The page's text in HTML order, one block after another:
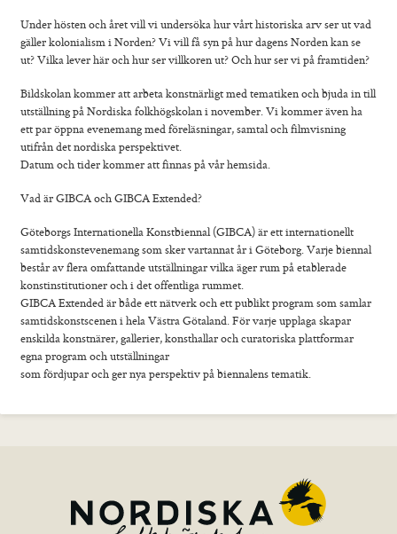
Under hösten och året vill vi undersöka hur vårt historiska arv ser ut vad
gäller kolonialism i Norden? Vi vill få syn på hur dagens Norden kan se
ut? Vilka lever här och hur ser villkoren ut? Och hur ser vi på framtiden?
Bildskolan kommer att arbeta konstnärligt med tematiken och bjuda in till
utställning på Nordiska folkhögskolan i november. Vi kommer även ha
ett par öppna evenemang med föreläsningar, samtal och filmvisning
utifrån det nordiska perspektivet.
Datum och tider kommer att finnas på vår hemsida.
Vad är GIBCA och GIBCA Extended?
Göteborgs Internationella Konstbiennal (GIBCA) är ett internationellt
samtidskonstevenemang som sker vartannat år i Göteborg. Varje biennal
består av flera omfattande utställningar vilka äger rum på etablerade
konstinstitutioner och i det offentliga rummet.
GIBCA Extended är både ett nätverk och ett publikt program som samlar
samtidskonstscenen i hela Västra Götaland. För varje upplaga skapar
enskilda konstnärer, gallerier, konsthallar och curatoriska plattformar
egna program och utställningar
som fördjupar och ger nya perspektiv på biennalens tematik.